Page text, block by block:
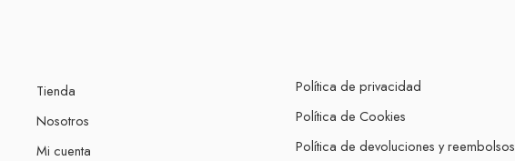
Tienda
Nosotros
Mi cuenta
Política de privacidad
Política de Cookies
Política de devoluciones y reembolsos